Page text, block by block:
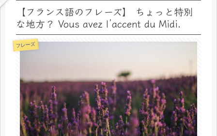
【フランス語のフレーズ】 ちょっと特別
な地方？ Vous avez l’accent du Midi.
フレーズ